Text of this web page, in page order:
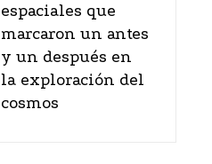
espaciales que
marcaron un antes
y un después en
la exploración del
cosmos